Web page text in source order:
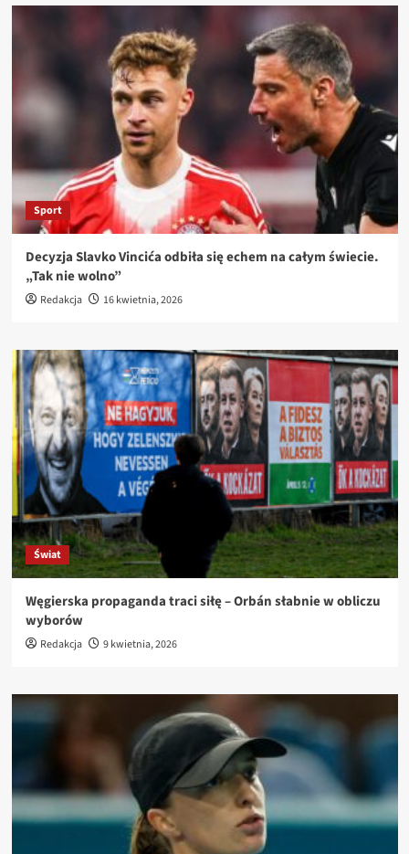
Sport
Decyzja Slavko Vincića odbiła się echem na całym świecie.
„Tak nie wolno”
Redakcja 16 kwietnia, 2026
Świat
Węgierska propaganda traci siłę – Orbán słabnie w obliczu
wyborów
Redakcja 9 kwietnia, 2026